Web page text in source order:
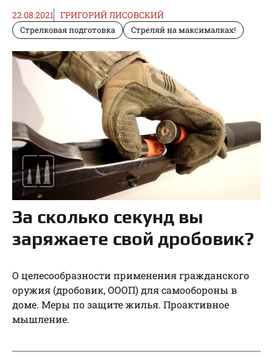
22.08.2021 ГРИГОРИЙ ЛИСОВСКИЙ
Стрелковая подготовка Стреляй на максималках!
За сколько секунд вы
заряжаете свой дробовик?
О целесообразности применения гражданского
оружия (дробовик, ОООП) для самообороны в
доме. Меры по защите жилья. Проактивное
мышление.